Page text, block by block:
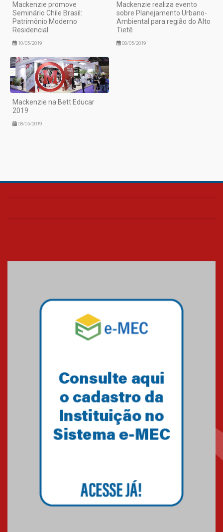
Mackenzie promove
Seminário Chile Brasil:
Patrimônio Moderno
Residencial
10/05/2019
Mackenzie realiza evento
sobre Planejamento Urbano-
Ambiental para região do Alto
Tietê
08/05/2019
Mackenzie na Bett Educar
2019
08/05/2019